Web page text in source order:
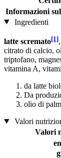
Informazioni
Ingredienti
latte scremato[1]
citrato di calcio,
triptofano,
vitamina A,
da latte
Da
olio di
Valori
Valori